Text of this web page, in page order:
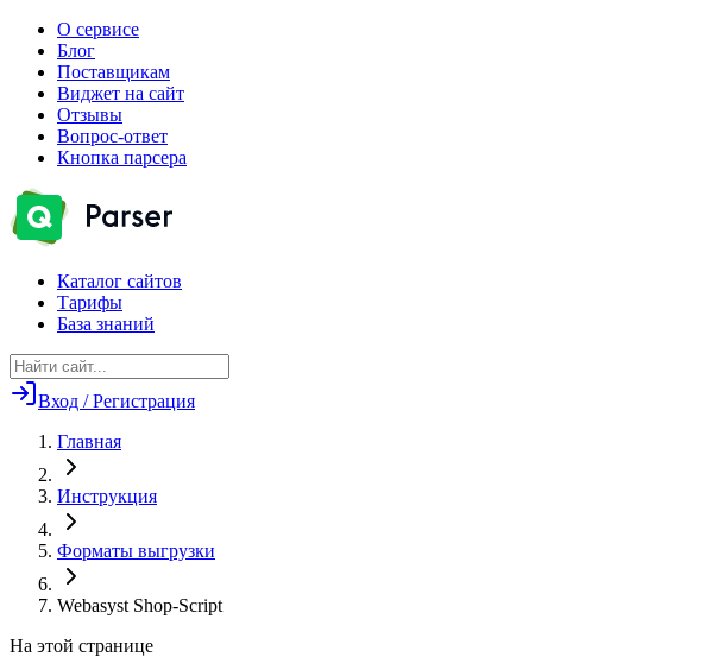
О сервисе
Блог
Поставщикам
Виджет на сайт
Отзывы
Вопрос-ответ
Кнопка парсера
Каталог сайтов
Тарифы
База знаний
Вход / Регистрация
Главная
Инструкция
Форматы выгрузки
Webasyst Shop-Script
На этой странице